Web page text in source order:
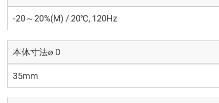
-20～20%(M) / 20℃, 120Hz
本体寸法⌀ D
35mm